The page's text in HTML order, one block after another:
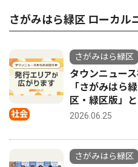
さがみはら緑区 ローカル
社会
さがみはら緑区
タウンニュー
「さがみはら
区・緑区版」
2026.06.25
さがみはら緑区